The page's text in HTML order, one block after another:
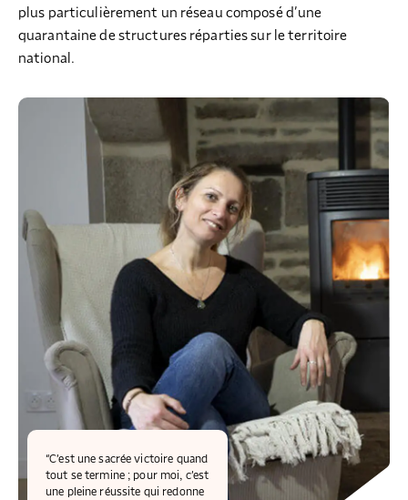
plus particulièrement un réseau composé d’une
quarantaine de structures réparties sur le territoire
national.
“C’est une sacrée victoire quand
tout se termine ; pour moi, c’est
une pleine réussite qui redonne